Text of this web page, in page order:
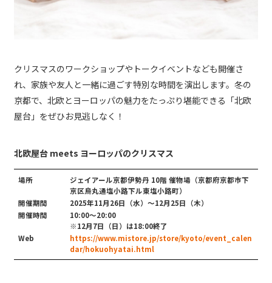
クリスマスのワークショップやトークイベントなども開催さ
れ、家族や友人と一緒に過ごす特別な時間を演出します。冬の
京都で、北欧とヨーロッパの魅力をたっぷり堪能できる「北欧
屋台」をぜひお見逃しなく！
北欧屋台 meets ヨーロッパのクリスマス
場所
ジェイアール京都伊勢丹 10階 催物場（京都府京都市下
京区烏丸通塩小路下ル東塩小路町）
開催期間
2025年11月26日（水）〜12月25日（木）
開催時間
10:00〜20:00
※12月7日（日）は18:00終了
Web
https://www.mistore.jp/store/kyoto/event_calen
dar/hokuohyatai.html